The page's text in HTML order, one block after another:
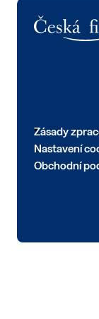
Zásady
Nastavení
Obchodní